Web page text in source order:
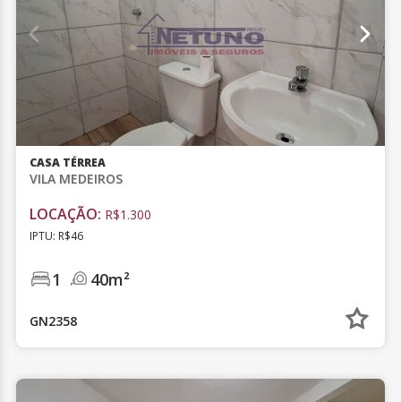
CASA TÉRREA
VILA MEDEIROS
LOCAÇÃO: R$1.300
IPTU: R$46
1 40m²
GN2358